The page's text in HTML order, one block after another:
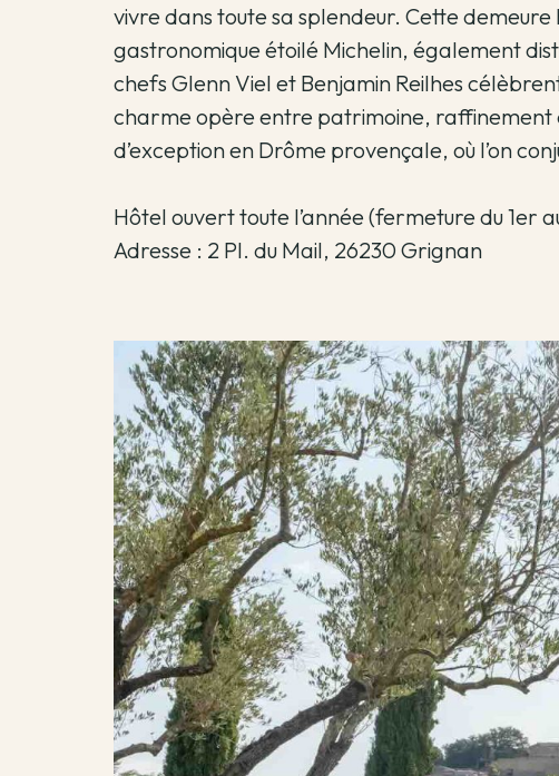
vivre dans toute sa splendeur. Cette
gastronomique étoilé Michelin, également
chefs Glenn Viel et Benjamin Reilhes
charme opère entre patrimoine, raffinement
d’exception en Drôme provençale, où l’on
Hôtel ouvert toute l’année (fermeture du 1er
Adresse : 2 Pl. du Mail, 26230 Grignan